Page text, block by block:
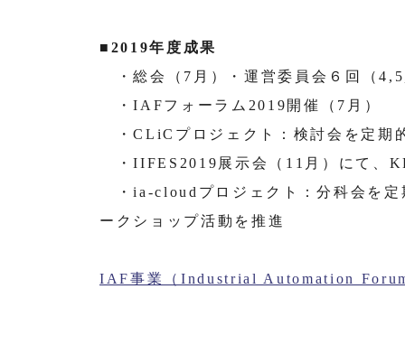
■2019年度成果
・総会（7月）・運営委員会６回（
・IAFフォーラム2019開催（7月）
・CLiCプロジェクト：検討会を定期
・IIFES2019展示会（11月）にて、
・ia-cloudプロジェクト：分科会を定
ークショップ活動を推進
IAF事業（Industrial Automation